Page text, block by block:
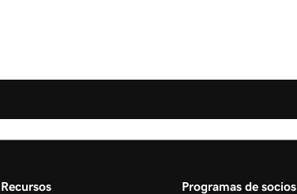
Recursos Programas de socios